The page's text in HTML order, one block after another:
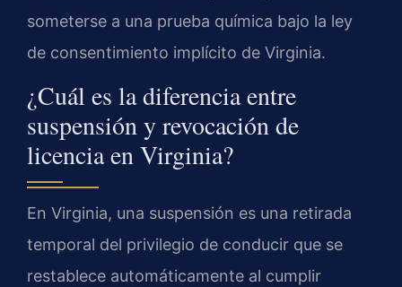
someterse a una prueba química bajo la ley
de consentimiento implícito de Virginia.
¿Cuál es la diferencia entre
suspensión y revocación de
licencia en Virginia?
En Virginia, una suspensión es una retirada
temporal del privilegio de conducir que se
restablece automáticamente al cumplir